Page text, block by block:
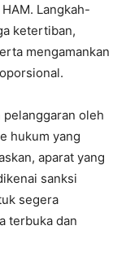
Langkah-
ketertiban,
mengamankan
oleh
hukum yang
aparat yang
sanksi
segera
terbuka dan